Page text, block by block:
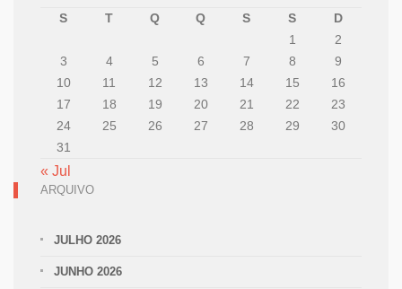
S
T Q Q S S
D
1
2
3
4 5 6 7 8
9
10
11 12 13 14 15
16
17
18 19 20 21 22
23
24
25 26 27 28 29
30
31
« Jul
ARQUIVO
JULHO 2026
JUNHO 2026